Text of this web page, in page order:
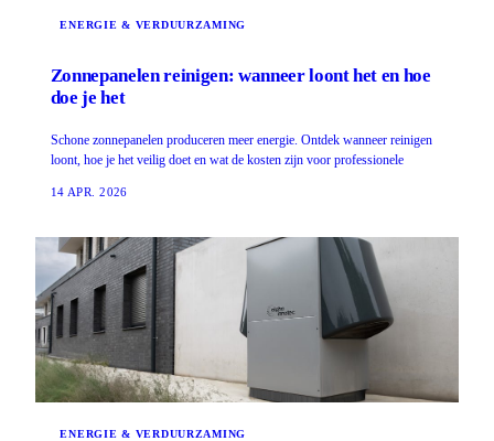
ENERGIE & VERDUURZAMING
Zonnepanelen reinigen: wanneer loont het en hoe
doe je het
Schone zonnepanelen produceren meer energie. Ontdek wanneer reinigen
loont, hoe je het veilig doet en wat de kosten zijn voor professionele
14 APR. 2026
ENERGIE & VERDUURZAMING